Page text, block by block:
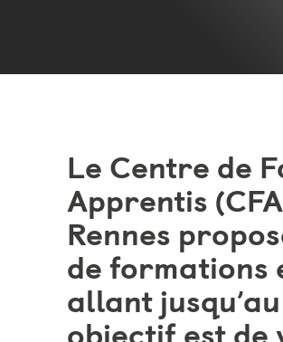
Le Centre de
Apprentis
Rennes
de formations
allant